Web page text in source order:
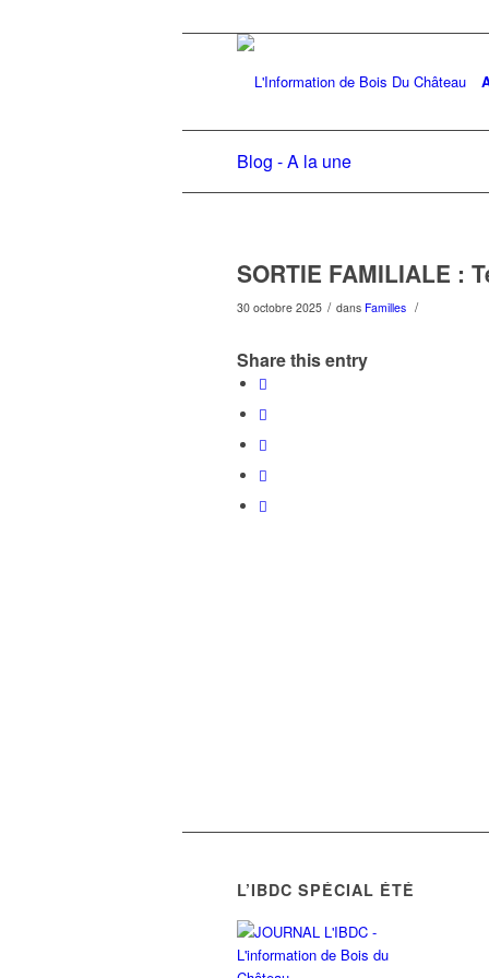
Blog - A la une
SORTIE FAMILIALE :
30 octobre 2025 / dans Familles /
Share this entry
L’IBDC SPÉCIAL ÉTÉ